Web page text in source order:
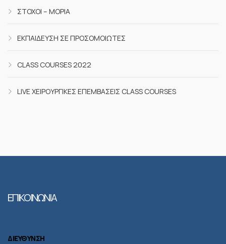
ΣΤΌΧΟΙ – ΜΌΡΙΑ
ΕΚΠΑΊΔΕΥΣΗ ΣΕ ΠΡΟΣΟΜΟΙΩΤΈΣ
CLASS COURSES 2022
LIVE ΧΕΙΡΟΥΡΓΙΚΈΣ ΕΠΕΜΒΆΣΕΙΣ CLASS COURSES
ΕΠΙΚΟΙΝΩΝΙΑ
ΔΙΕΥΘΥΝΣΗ